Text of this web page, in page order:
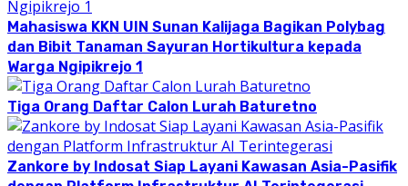
Mahasiswa KKN UIN Sunan Kalijaga Bagikan Polybag
dan Bibit Tanaman Sayuran Hortikultura kepada
Warga Ngipikrejo 1
Tiga Orang Daftar Calon Lurah Baturetno
Zankore by Indosat Siap Layani Kawasan Asia-Pasifik